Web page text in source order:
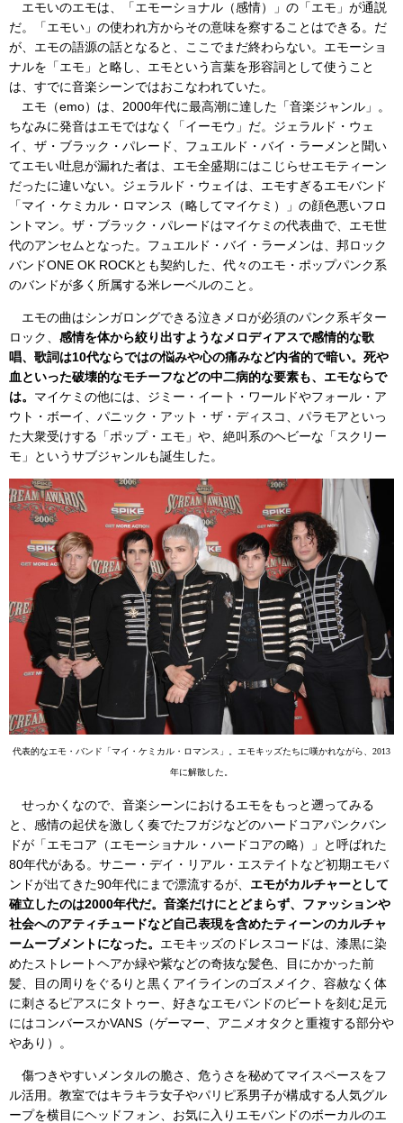
エモいのエモは、「エモーショナル（感情）」の「エモ」が通説
だ。「エモい」の使われ方からその意味を察することはできる。だ
が、エモの語源の話となると、ここでまだ終わらない。エモーショ
ナルを「エモ」と略し、エモという言葉を形容詞として使うこと
は、すでに音楽シーンではおこなわれていた。
エモ（emo）は、2000年代に最高潮に達した「音楽ジャンル」。
ちなみに発音はエモではなく「イーモウ」だ。ジェラルド・ウェ
イ、ザ・ブラック・パレード、フュエルド・バイ・ラーメンと聞い
てエモい吐息が漏れた者は、エモ全盛期にはこじらせエモティーン
だったに違いない。ジェラルド・ウェイは、エモすぎるエモバンド
「マイ・ケミカル・ロマンス（略してマイケミ）」の顔色悪いフロ
ントマン。ザ・ブラック・パレードはマイケミの代表曲で、エモ世
代のアンセムとなった。フュエルド・バイ・ラーメンは、邦ロック
バンドONE OK ROCKとも契約した、代々のエモ・ポップパンク系
のバンドが多く所属する米レーベルのこと。
エモの曲はシンガロングできる泣きメロが必須のパンク系ギター
ロック、 感情を体から絞り出すようなメロディアスで感情的な歌
唱、歌詞は10代ならではの悩みや心の痛みなど内省的で暗い。死や
血といった破壊的なモチーフなどの中二病的な要素も、エモならで
は。 マイケミの他には、ジミー・イート・ワールドやフォール・ア
ウト・ボーイ、パニック・アット・ザ・ディスコ、パラモアといっ
た大衆受けする「ポップ・エモ」や、絶叫系のヘビーな「スクリー
モ」というサブジャンルも誕生した。
代表的なエモ・バンド「マイ・ケミカル・ロマンス」。エモキッズたちに嘆かれながら、2013
年に解散した。
せっかくなので、音楽シーンにおけるエモをもっと遡ってみる
と、感情の起伏を激しく奏でたフガジなどのハードコアパンクバン
ドが「エモコア（エモーショナル・ハードコアの略）」と呼ばれた
80年代がある。サニー・デイ・リアル・エステイトなど初期エモバ
ンドが出てきた90年代にまで漂流するが、 エモがカルチャーとして
確立したのは2000年代だ。音楽だけにとどまらず、ファッションや
社会へのアティチュードなど自己表現を含めたティーンのカルチャ
ームーブメントになった。 エモキッズのドレスコードは、漆黒に染
めたストレートヘアか緑や紫などの奇抜な髪色、目にかかった前
髪、目の周りをぐるりと黒くアイラインのゴスメイク、容赦なく体
に刺さるピアスにタトゥー、好きなエモバンドのビートを刻む足元
にはコンバースかVANS（ゲーマー、アニメオタクと重複する部分や
やあり）。
傷つきやすいメンタルの脆さ、危うさを秘めてマイスペースをフ
ル活用。教室ではキラキラ女子やパリピ系男子が構成する人気グル
ープを横目にヘッドフォン、お気に入りエモバンドのボーカルのエ